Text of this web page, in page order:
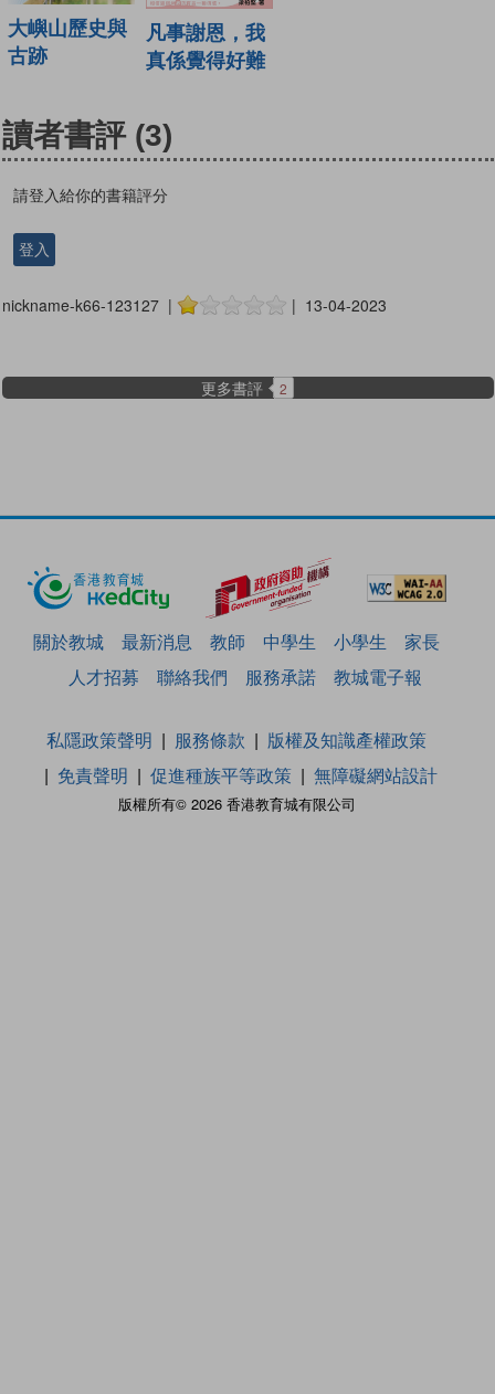
大嶼山歷史與
古跡
凡事謝恩，我
真係覺得好難
讀者書評 (3)
請登入給你的書籍評分
登入
nickname-k66-123127 | | 13-04-2023
更多書評 2
關於教城 最新消息 教師 中學生 小學生
家長
人才招募
聯絡我們 服務承諾 教城電子報
版權所有© 2026 香港教育城有限公司
私隱政策聲明 服務條款
版權及知識產權政策
免責聲明
促進種族平等政策 無障礙網站設計